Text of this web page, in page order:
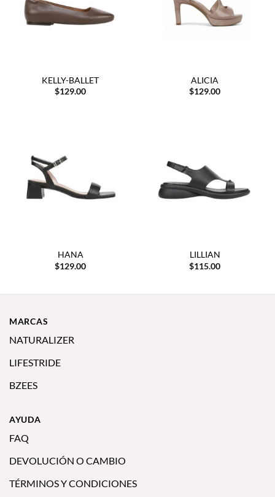
KELLY-BALLET
$129.00
ALICIA
$129.00
HANA
$129.00
LILLIAN
$115.00
MARCAS
NATURALIZER
LIFESTRIDE
BZEES
AYUDA
FAQ
DEVOLUCIÓN O CAMBIO
TÉRMINOS Y CONDICIONES